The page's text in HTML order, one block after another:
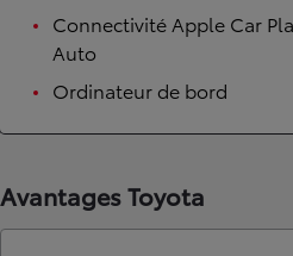
Connectivité Apple Car
Auto
Ordinateur de bord
Avantages Toyota